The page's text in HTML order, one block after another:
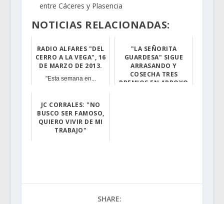
entre Cáceres y Plasencia
NOTICIAS RELACIONADAS:
RADIO ALFARES "DEL
CERRO A LA VEGA", 16
DE MARZO DE 2013.
"Esta semana en...
"LA SEÑORITA
GUARDESA" SIGUE
ARRASANDO Y
COSECHA TRES
PREMIOS EN ARROYO
JC CORRALES: "NO
BUSCO SER FAMOSO,
QUIERO VIVIR DE MI
TRABAJO"
SHARE: